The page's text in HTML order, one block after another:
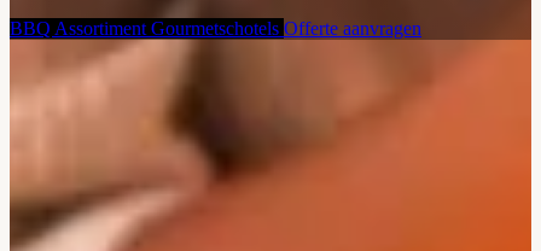
BBQ Assortiment Gourmetschotels Offerte aanvragen